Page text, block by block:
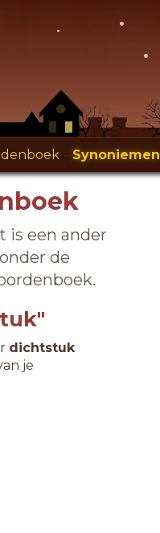
Synoniemen
is een ander
de
dichtstuk
je